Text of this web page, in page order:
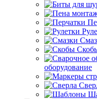
оборудование